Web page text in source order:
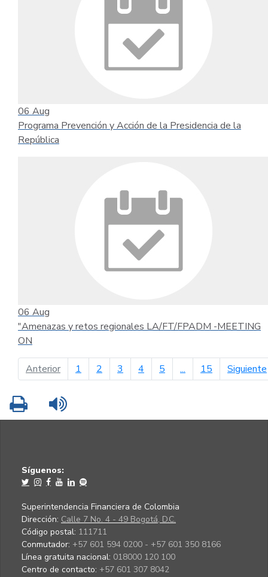
06 Aug
Programa Prevención y Acción de la Presidencia de la
República
06 Aug
"Amenazas y retos regionales LA/FT/FPADM -MEETING
ON
Anteriorpágina anterior
1 2 3 4 5 ... 15 Siguiente
Imprimir
Síguenos:
Superintendencia Financiera de Colombia
Dirección: Calle 7 No. 4 - 49 Bogotá, D.C.
Código postal: 111711
Conmutador: +57 601 594 0200 - +57 601 350 8166
Línea gratuita nacional: 018000 120 100
Centro de contacto: +57 601 307 8042